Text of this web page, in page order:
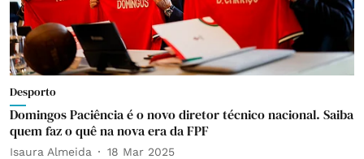
Desporto
Domingos Paciência é o novo diretor técnico nacional. Saiba
quem faz o quê na nova era da FPF
Isaura Almeida 18 Mar 2025